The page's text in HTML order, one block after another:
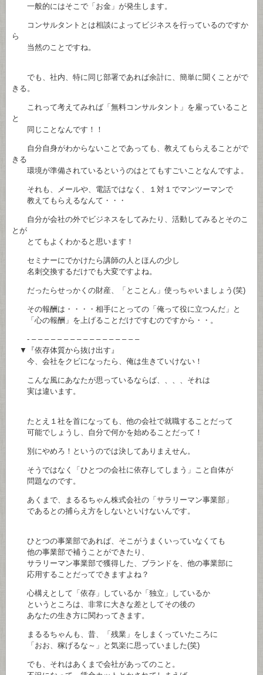
一般的にはそこで「お金」が発生します。
コンサルタントとは相談によってビジネスを行っているのですか
ら
当然のことですね。
でも、社内、特に同じ部署であれば余計に、簡単に聞くことがで
きる。
これって考えてみれば「無料コンサルタント」を雇っていること
と
同じことなんです！！
自分自身がわからないことであっても、教えてもらえることがで
きる
環境が準備されているというのはとてもすごいことなんですよ。
それも、メールや、電話ではなく、１対１でマンツーマンで
教えてもらえるなんて・・・
自分が会社の外でビジネスをしてみたり、活動してみるとそのこ
とが
とてもよくわかると思います！
セミナーにでかけたら講師の人とほんの少し
名刺交換するだけでも大変ですよね。
だったらせっかくの財産、「とことん」使っちゃいましょう(笑)
その報酬は・・・・相手にとっての「俺って役に立つんだ」と
「心の報酬」を上げることだけですむのですから・・。
- – – – – – – – – – – – – – – – – –
▼『依存体質から抜け出す』
今、会社をクビになったら、俺は生きていけない！
こんな風にあなたが思っているならば、、、、それは
実は違います。
たとえ１社を首になっても、他の会社で就職することだって
可能でしょうし、自分で何かを始めることだって！
別にやめろ！というのでは決してありまえせん。
そうではなく「ひとつの会社に依存してしまう」こと自体が
問題なのです。
あくまで、まるるちゃん株式会社の「サラリーマン事業部」
であるとの捕らえ方をしないといけないんです。
ひとつの事業部であれば、そこがうまくいっていなくても
他の事業部で補うことができたり、
サラリーマン事業部で獲得した、ブランドを、他の事業部に
応用することだってできますよね？
心構えとして「依存」しているか「独立」しているか
というところは、非常に大きな差としてその後の
あなたの生き方に関わってきます。
まるるちゃんも、昔、「残業」をしまくっていたころに
「おお、稼げるな～」と気楽に思っていました(笑)
でも、それはあくまで会社があってのこと。